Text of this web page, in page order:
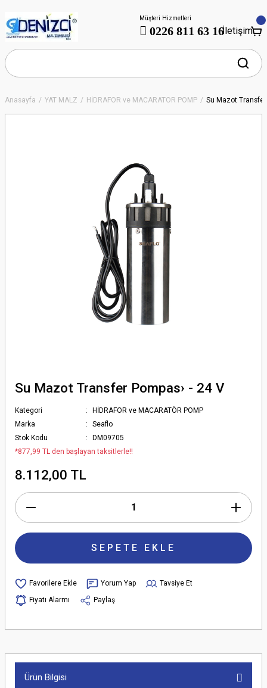
Müşteri Hizmetleri
0226 811 63 16İletişim
Anasayfa YAT MALZ HİDRAFOR ve MACARATÖR POMP Su Mazot Transfer
Su Mazot Transfer Pompas› - 24 V
Kategori
HİDRAFOR ve MACARATÖR POMP
Marka
Seaflo
Stok Kodu
DM09705
*877,99 TL den başlayan taksitlerle!!
8.112,00 TL
SEPETE EKLE
Yorum Yap
Tavsiye Et
Fiyatı Alarmı
Paylaş
Ürün Bilgisi